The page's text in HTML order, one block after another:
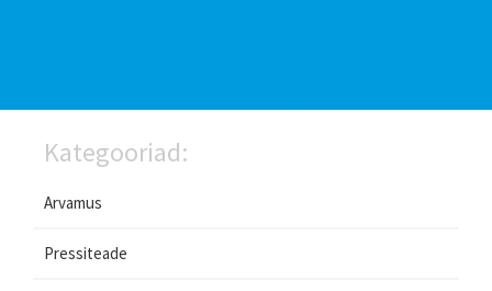
Kategooriad:
Arvamus
Pressiteade